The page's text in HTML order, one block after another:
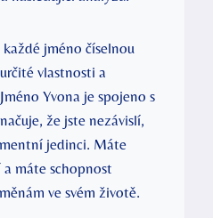
jméno číselnou
vlastnosti a
Yvona je spojeno s
že jste nezávislí,
jedinci. Máte
máte schopnost
ve svém životě.